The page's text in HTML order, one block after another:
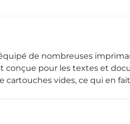
de nombreuses
pour les textes et
cartouches vides, ce qui en